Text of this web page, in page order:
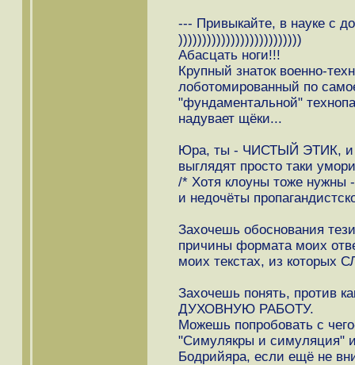
--- Привыкайте, в науке с
))))))))))))))))))))))))))
Абасцать ноги!!!
Крупный знаток военно-
лоботомированный по
"фундаментальной"
надувает щёки...
Юра, ты - ЧИСТЫЙ ЭТИК, и
выглядят просто таки
/* Хотя клоуны тоже нужны
и недочёты
Захочешь обоснования
причины формата моих
моих текстах, из которых
Захочешь понять, против
ДУХОВНУЮ РАБОТУ.
Можешь попробовать с
"Симулякры и симуляция" и
Бодрийяра, если ещё не